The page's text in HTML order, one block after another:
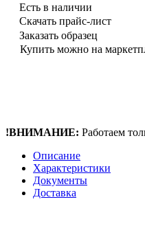
Есть в наличии
Скачать прайс-лист
Заказать образец
Купить можно на
!ВНИМАНИЕ: Работаем
Описание
Характеристики
Документы
Доставка